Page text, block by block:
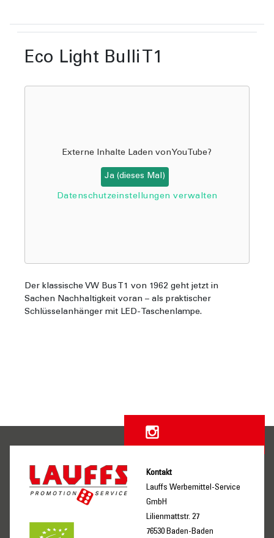
Eco Light Bulli T1
Externe Inhalte Laden vonYouTube?
Ja (dieses Mal)
Datenschutzeinstellungen verwalten
Der klassische VW Bus T1 von 1962 geht jetzt in
Sachen Nachhaltigkeit voran – als praktischer
Schlüsselanhänger mit LED-Taschenlampe.
Kontakt
Lauffs Werbemittel-Service
GmbH
Lilienmattstr. 27
76530 Baden-Baden